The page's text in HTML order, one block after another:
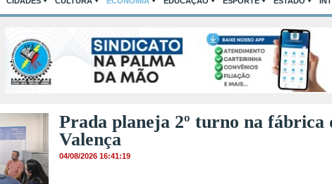
Prada planeja 2º turno na fábrica
Valença
04/08/2026 16:41:19